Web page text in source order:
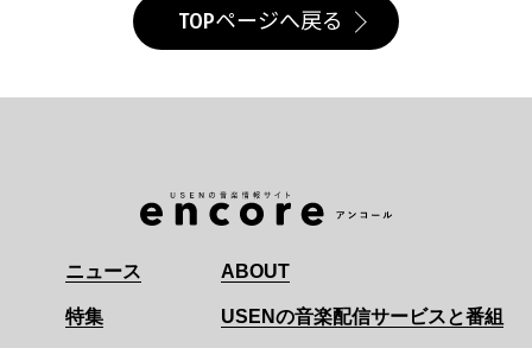
TOPページへ戻る
ニュース
特集
ABOUT
USENの音楽配信サービスと番組